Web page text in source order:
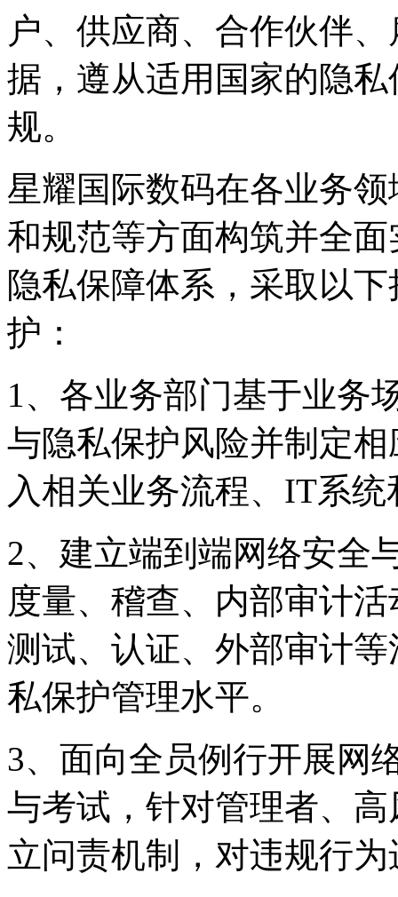
户、供应商、合作伙
据，遵从适用国家的
规。
星耀国际数码在各业务领域从
和规范等方面构筑并全
隐私保障体系，采取
护：
1、各业务部门基于业务
与隐私保护风险并制定相
入相关业务流程、IT系
2、建立端到端网络安全
度量、稽查、内部审
测试、认证、外部审
私保护管理水平。
3、面向全员例行开展
与考试，针对管理者
立问责机制，对违规行